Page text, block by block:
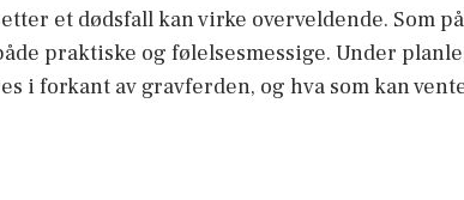
et dødsfall kan virke overveldende. Som
praktiske og følelsesmessige. Under
i forkant av gravferden, og hva som kan